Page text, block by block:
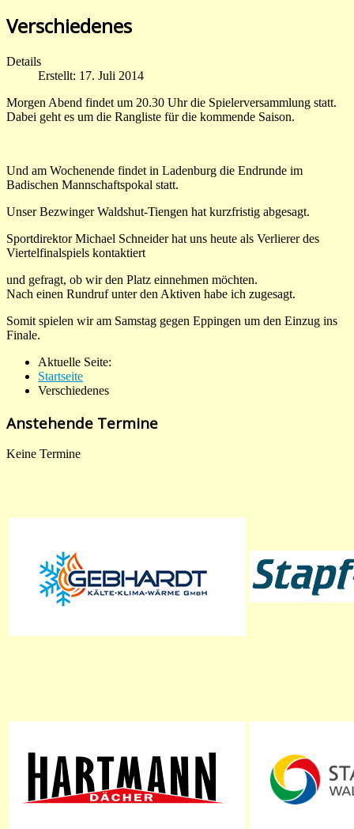
Verschiedenes
Details
Erstellt: 17. Juli 2014
Morgen Abend findet um 20.30 Uhr die Spielerversammlung statt.
Dabei geht es um die Rangliste für die kommende Saison.
Und am Wochenende findet in Ladenburg die Endrunde im
Badischen Mannschaftspokal statt.
Unser Bezwinger Waldshut-Tiengen hat kurzfristig abgesagt.
Sportdirektor Michael Schneider hat uns heute als Verlierer des
Viertelfinalspiels kontaktiert
und gefragt, ob wir den Platz einnehmen möchten.
Nach einen Rundruf unter den Aktiven habe ich zugesagt.
Somit spielen wir am Samstag gegen Eppingen um den Einzug ins
Finale.
Aktuelle Seite:
Startseite
Verschiedenes
Anstehende Termine
Keine Termine